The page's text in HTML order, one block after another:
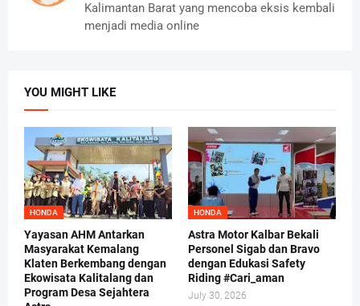
Kalimantan Barat yang mencoba eksis kembali
menjadi media online
YOU MIGHT LIKE
HONDA
Yayasan AHM Antarkan
Masyarakat Kemalang
Klaten Berkembang dengan
Ekowisata Kalitalang dan
Program Desa Sejahtera
HONDA
Astra Motor Kalbar Bekali
Personel Sigab dan Bravo
dengan Edukasi Safety
Riding #Cari_aman
July 30, 2026